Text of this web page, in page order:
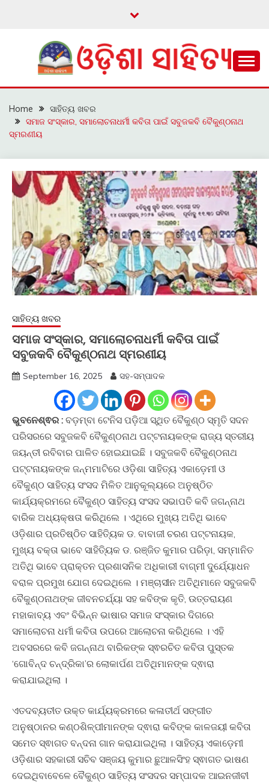
ଓଡ଼ିଶା ସାହିତ୍ୟ
Home
ସାହିତ୍ୟ ଖବର
ସମାଜ ସଂସ୍କାର, ସମାଲୋଚନାଧର୍ମୀ କବିତା ପାଇଁ ସବୁଜକବି ବୈକୁଣ୍ଠନାଥ
ସ୍ମରଣୀୟ
ସାହିତ୍ୟ ଖବର
ସମାଜ ସଂସ୍କାର, ସମାଲୋଚନାଧର୍ମୀ କବିତା ପାଇଁ
ସବୁଜକବି ବୈକୁଣ୍ଠନାଥ ସ୍ମରଣୀୟ
September 16, 2025 ସହ-ସମ୍ପାଦକ
ଭୁବନେଶ୍ଵର : ବଡ଼ମ୍ବା ଟେନିସ ପଡ଼ିଆ ସ୍ଥିତ ବୈକୁଣ୍ଠ ସ୍ମୃତି ସଦନ
ପରିସରରେ ସବୁଜକବି ବୈକୁଣ୍ଠନାଥ ପଟ୍ଟନାୟକଙ୍କ ରାଜ୍ୟ ସ୍ତରୀୟ
ଜୟନ୍ତୀ ରବିବାର ପାଳିତ ହୋଇଯାଇଛି । ସବୁଜକବି ବୈକୁଣ୍ଠନାଥ
ପଟ୍ଟନାୟକଙ୍କ ଜନ୍ମମାଟିରେ ଓଡ଼ିଶା ସାହିତ୍ୟ ଏକାଡ଼େମୀ ଓ
ବୈକୁଣ୍ଠ ସାହିତ୍ୟ ସଂସଦ ମିଳିତ ଆନୁକୂଲ୍ୟରେ ଅନୁଷ୍ଠିତ
କାର୍ଯ୍ୟକ୍ରମରେ ବୈକୁଣ୍ଠ ସାହିତ୍ୟ ସଂସଦ ସଭାପତି କବି ଜଗନ୍ନାଥ
ବାରିକ ଅଧ୍ୟକ୍ଷତା କରିଥିଲେ । ଏଥିରେ ମୁଖ୍ୟ ଅତିଥି ଭାବେ
ଓଡ଼ିଶାର ପ୍ରତିଷ୍ଠିତ ସାହିତ୍ୟିକ ଡ. ବାବାଜୀ ଚରଣ ପଟ୍ଟନାୟକ,
ମୁଖ୍ୟ ବକ୍ତା ଭାବେ ସାହିତ୍ୟିକ ଡ. ରଞ୍ଜିତ କୁମାର ପରିଡ଼ା, ସମ୍ମାନିତ
ଅତିଥି ଭାବେ ପ୍ରାକ୍ତନ ପ୍ରଶାସନିକ ଅଧିକାରୀ ବାଗ୍ମୀ ଦୁର୍ଯ୍ୟୋଧନ
ବରାଳ ପ୍ରମୁଖ ଯୋଗ ଦେଇଥିଲେ । ମଞ୍ଚାସୀନ ଅତିଥିମାନେ ସବୁଜକବି
ବୈକୁଣ୍ଠନାଥଙ୍କ ଜୀବନଚର୍ଯ୍ୟା ସହ କବିଙ୍କ କୃତି, ଉତ୍ତରାୟଣ
ମହାକାବ୍ୟ ଏବଂ ବିଭିନ୍ନ ଭାଷାର ସମାଜ ସଂସ୍କାର ଦିଗରେ
ସମାଲୋଚନା ଧର୍ମୀ କବିତା ଉପରେ ଆଲୋଚନା କରିଥିଲେ । ଏହି
ଅବସରରେ କବି ଜଗନ୍ନାଥ ବାରିକଙ୍କ ସ୍ଵରଚିତ କବିତା ପୁସ୍ତକ
‘ଗୋବିନ୍ଦ ଚନ୍ଦ୍ରିକା’ର ଲୋକାର୍ପଣ ଅତିଥିମାନଙ୍କ ଦ୍ଵାରା
କରାଯାଇଥିଲା ।
ଏତଦବ୍ୟତୀତ ଉକ୍ତ କାର୍ଯ୍ୟକ୍ରମରେ କଳାତୀର୍ଥ ସଙ୍ଗୀତ
ଅନୁଷ୍ଠାନର କଣ୍ଠଶିଳ୍ପୀମାନଙ୍କ ଦ୍ଵାରା କବିଙ୍କ କାଳଜୟୀ କବିତା
ସମେତ ସ୍ଵାଗତ ବନ୍ଦନା ଗାନ କରାଯାଇଥିଲା । ସାହିତ୍ୟ ଏକାଡ଼େମୀ
ଓଡ଼ିଶାର ସହକାରୀ ସଚିବ ସଞ୍ଜୟ କୁମାର ଛୁଆଳସିଂହ ସ୍ଵାଗତ ଭାଷଣ
ଦେଇଥିବାବେଳେ ବୈକୁଣ୍ଠ ସାହିତ୍ୟ ସଂସଦର ସମ୍ପାଦକ ଆଇନଜୀବୀ